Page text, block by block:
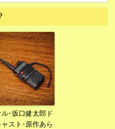
･坂口健太郎ド
スト･原作あら